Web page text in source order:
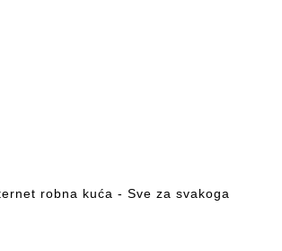
robna kuća - Sve za svakoga